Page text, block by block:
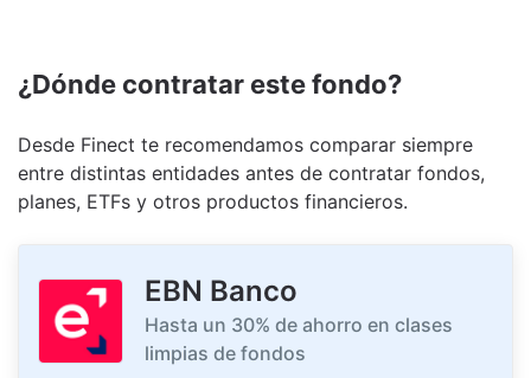
¿Dónde contratar este fondo?
Desde Finect te recomendamos comparar siempre
entre distintas entidades antes de contratar fondos,
planes, ETFs y otros productos financieros.
EBN Banco
Hasta un 30% de ahorro en clases
limpias de fondos